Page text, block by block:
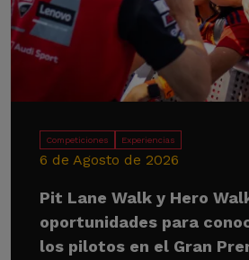
Competiciones Experiencias
6 de Agosto de 2026
Pit Lane Walk y Hero
oportunidades para
los pilotos en el Gran